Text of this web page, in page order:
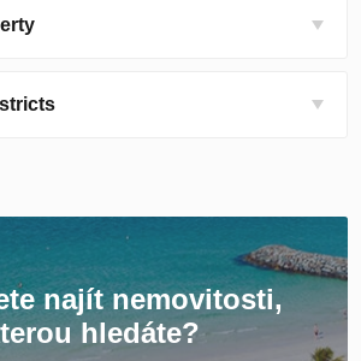
najít nemovitosti,
hledáte?